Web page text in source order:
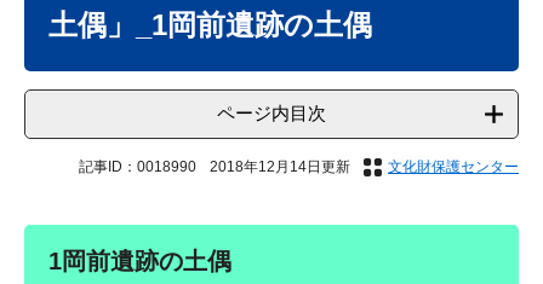
土偶」_1岡前遺跡の土偶
ページ内目次
記事ID：0018990 2018年12月14日更新 文化財保護センター
1岡前遺跡の土偶